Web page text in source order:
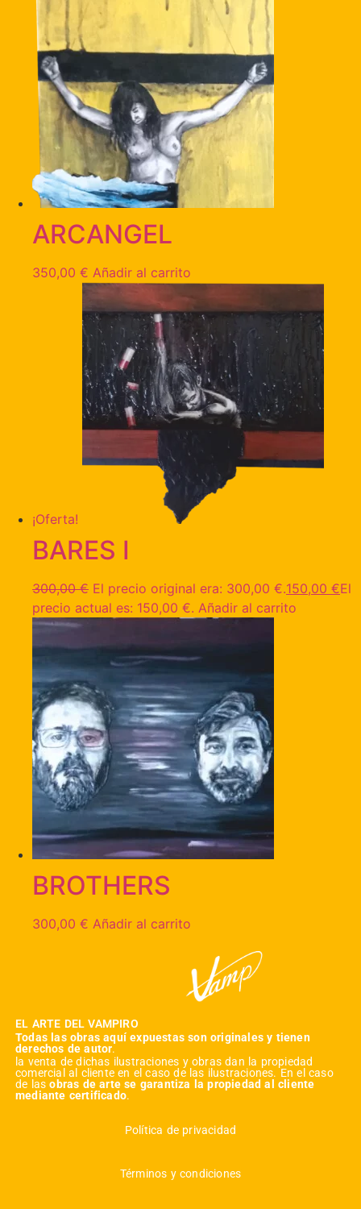
ARCANGEL
350,00 € Añadir al carrito
¡Oferta!
BARES I
300,00€ El precio original era: 300,00 €.150,00 €El
precio actual es: 150,00 €. Añadir al carrito
BROTHERS
300,00 € Añadir al carrito
EL ARTE DEL VAMPIRO
Todas las obras aquí expuestas son originales y tienen
derechos de autor.
la venta de dichas ilustraciones y obras dan la propiedad
comercial al cliente en el caso de las ilustraciones. En el caso
de lasobras de arte se garantiza la propiedad al cliente
mediante certificado.
Política de privacidad
Términos y condiciones